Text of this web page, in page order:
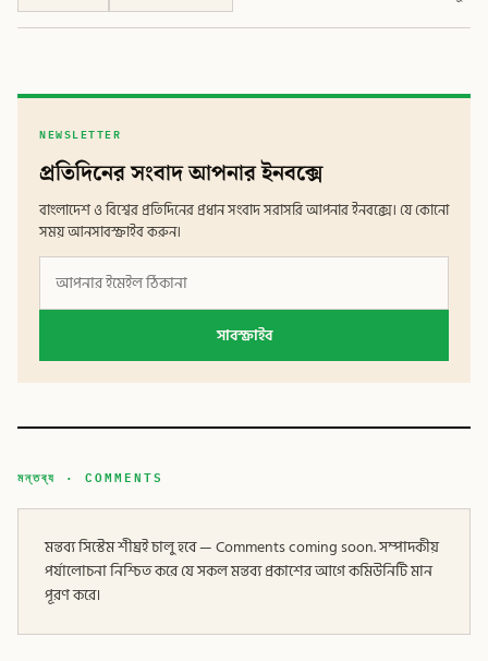
NEWSLETTER
প্রতিদিনের সংবাদ আপনার ইনবক্সে
বাংলাদেশ ও বিশ্বের প্রতিদিনের প্রধান সংবাদ সরাসরি আপনার ইনবক্সে। যে কোনো
সময় আনসাবস্ক্রাইব করুন।
সাবস্ক্রাইব
মন্তব্য · COMMENTS
মন্তব্য সিস্টেম শীঘ্রই চালু হবে — Comments coming soon. সম্পাদকীয়
পর্যালোচনা নিশ্চিত করে যে সকল মন্তব্য প্রকাশের আগে কমিউনিটি মান
পূরণ করে।